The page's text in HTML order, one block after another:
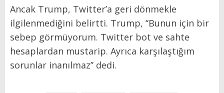
Ancak Trump, Twitter’a geri dönmekle
ilgilenmediğini belirtti. Trump, ‘‘Bunun için bir
sebep görmüyorum. Twitter bot ve sahte
hesaplardan mustarip. Ayrıca karşılaştığım
sorunlar inanılmaz’’ dedi.